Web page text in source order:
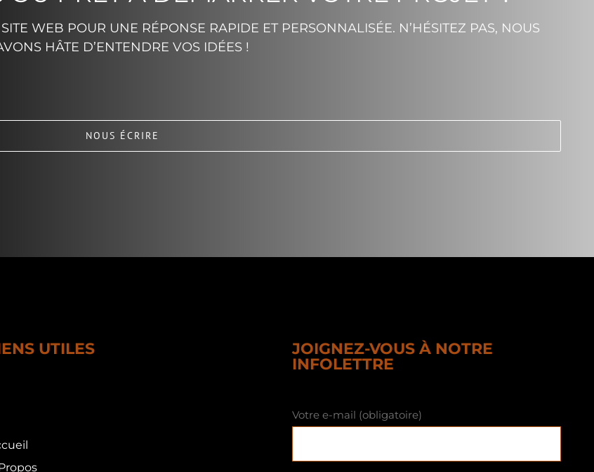
WEB POUR UNE RÉPONSE RAPIDE ET PERSONNALISÉE. N’HÉSITEZ PAS, NOUS
HÂTE D’ENTENDRE VOS IDÉES !
NOUS ÉCRIRE
UTILES
JOIGNEZ-VOUS À NOTRE
INFOLETTRE
Votre e-mail (obligatoire)